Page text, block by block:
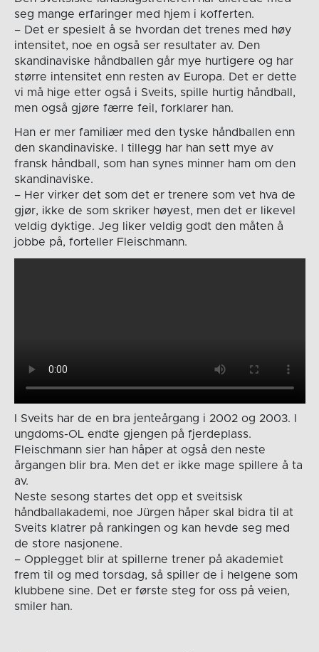
seg mange erfaringer med hjem i kofferten.
– Det er spesielt å se hvordan det trenes med høy
intensitet, noe en også ser resultater av. Den
skandinaviske håndballen går mye hurtigere og har
større intensitet enn resten av Europa. Det er dette
vi må hige etter også i Sveits, spille hurtig håndball,
men også gjøre færre feil, forklarer han.
Han er mer familiær med den tyske håndballen enn
den skandinaviske. I tillegg har han sett mye av
fransk håndball, som han synes minner ham om den
skandinaviske.
– Her virker det som det er trenere som vet hva de
gjør, ikke de som skriker høyest, men det er likevel
veldig dyktige. Jeg liker veldig godt den måten å
jobbe på, forteller Fleischmann.
I Sveits har de en bra jenteårgang i 2002 og 2003. I
ungdoms-OL endte gjengen på fjerdeplass.
Fleischmann sier han håper at også den neste
årgangen blir bra. Men det er ikke mage spillere å ta
av.
Neste sesong startes det opp et sveitsisk
håndballakademi, noe Jürgen håper skal bidra til at
Sveits klatrer på rankingen og kan hevde seg med
de store nasjonene.
– Opplegget blir at spillerne trener på akademiet
frem til og med torsdag, så spiller de i helgene som
klubbene sine. Det er første steg for oss på veien,
smiler han.